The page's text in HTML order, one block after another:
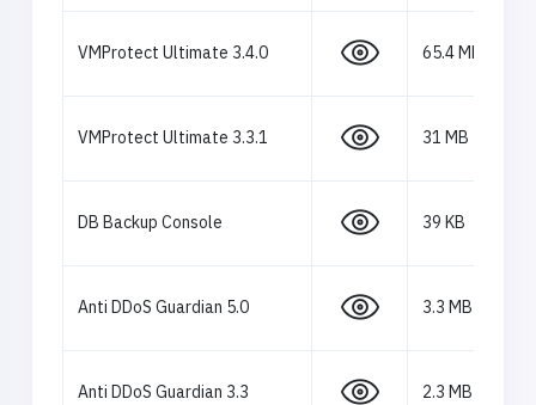
VMProtect Ultimate 3.4.0 65.4 MB
VMProtect Ultimate 3.3.1 31 MB
DB Backup Console 39 KB
Anti DDoS Guardian 5.0 3.3 MB
Anti DDoS Guardian 3.3 2.3 MB